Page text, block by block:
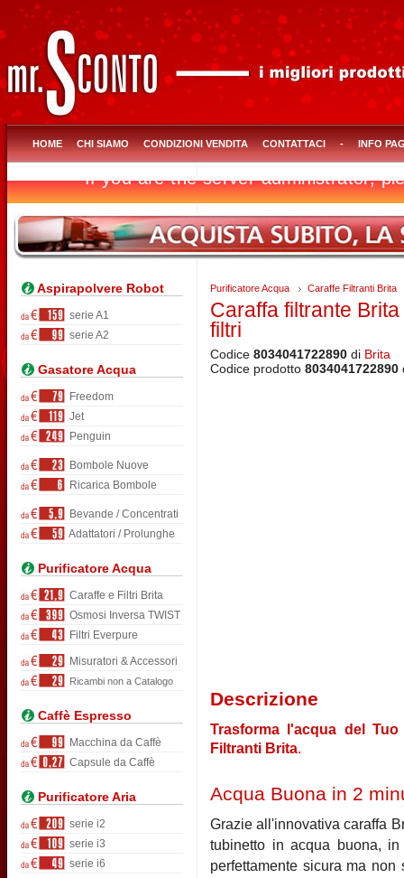
HOME CHI SIAMO CONDIZIONI VENDITA CONTATTACI - INFO
Aspirapolvere Robot
serie A1
serie A2
Gasatore Acqua
Freedom
Jet
Penguin
Bombole Nuove
Ricarica Bombole
Bevande / Concentrati
Adattatori / Prolunghe
Purificatore Acqua
Caraffe e Filtri Brita
Osmosi Inversa TWIST
Filtri Everpure
Misuratori & Accessori
Ricambi non a Catalogo
Caffè Espresso
Macchina da Caffè
Capsule da Caffè
Purificatore Aria
serie i2
serie i3
serie i6
Purificatore Acqua Caraffe Filtranti Brita
Caraffa filtrante
filtri
Codice 8034041722890 di Brita
Codice prodotto 8034041722890
Descrizione
Trasforma l'acqua del
Filtranti Brita.
Acqua Buona in 2
Grazie all'innovativa caraffa
tubinetto in acqua buona,
perfettamente sicura ma